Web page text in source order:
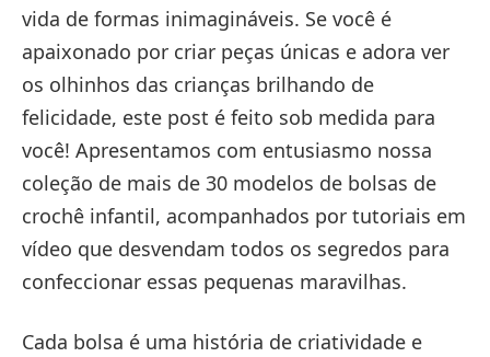
vida de formas inimagináveis. Se você é
apaixonado por criar peças únicas e adora ver
os olhinhos das crianças brilhando de
felicidade, este post é feito sob medida para
você! Apresentamos com entusiasmo nossa
coleção de mais de 30 modelos de bolsas de
crochê infantil, acompanhados por tutoriais em
vídeo que desvendam todos os segredos para
confeccionar essas pequenas maravilhas.
Cada bolsa é uma história de criatividade e